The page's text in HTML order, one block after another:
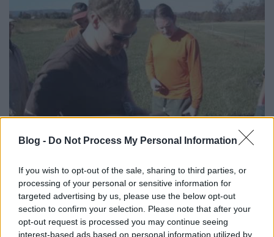
Blog - Do Not Process My Personal Information
If you wish to opt-out of the sale, sharing to third parties, or
processing of your personal or sensitive information for
targeted advertising by us, please use the below opt-out
section to confirm your selection. Please note that after your
opt-out request is processed you may continue seeing
interest-based ads based on personal information utilized by
Űrléghajó
richard_szabo •2010. december 13.
Mármint egy olyan léghajóról van szó, ami elhagyja